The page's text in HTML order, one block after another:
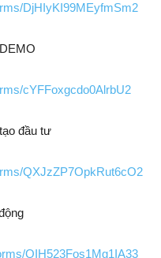
DjHIyKI99MEyfmSm2
cYFFoxgcdo0AlrbU2
đầu tư
QXJzZP7OpkRut6cO2
QIH523Fos1Mg1IA33